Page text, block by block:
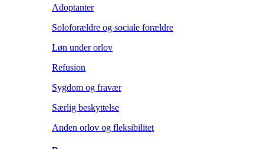
Adoptanter
Soloforældre og sociale forældre
Løn under orlov
Refusion
Sygdom og fravær
Særlig beskyttelse
Anden orlov og fleksibilitet